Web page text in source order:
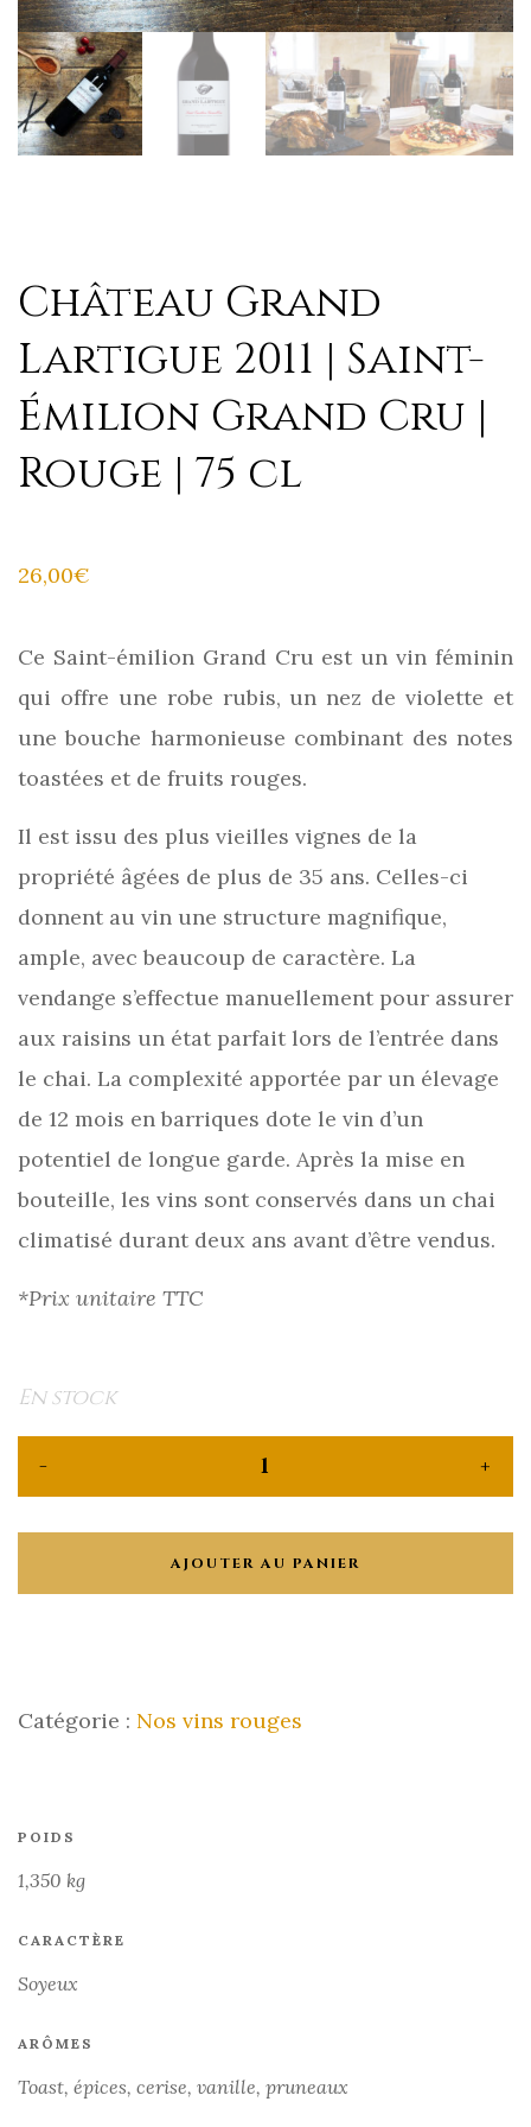
Château Grand
Lartigue 2011 | Saint-
Émilion Grand Cru |
Rouge | 75 cl
26,00€
Ce Saint-émilion Grand Cru est un vin féminin
qui offre une robe rubis, un nez de violette et
une bouche harmonieuse combinant des notes
toastées et de fruits rouges.
Il est issu des plus vieilles vignes de la
propriété âgées de plus de 35 ans. Celles-ci
donnent au vin une structure magnifique,
ample, avec beaucoup de caractère. La
vendange s’effectue manuellement pour assurer
aux raisins un état parfait lors de l’entrée dans
le chai. La complexité apportée par un élevage
de 12 mois en barriques dote le vin d’un
potentiel de longue garde. Après la mise en
bouteille, les vins sont conservés dans un chai
climatisé durant deux ans avant d’être vendus.
*Prix unitaire TTC
En stock
AJOUTER AU PANIER
Catégorie : Nos vins rouges
POIDS
1,350 kg
CARACTÈRE
Soyeux
ARÔMES
Toast, épices, cerise, vanille, pruneaux